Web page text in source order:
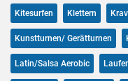
Kitesurfen Klettern
Kunstturnen/ Gerätturnen
Latin/Salsa Aerobic